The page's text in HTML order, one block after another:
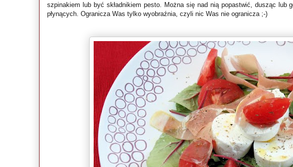
szpinakiem lub być składnikiem pesto. Można się nad nią popastwić, dusząc
płynących. Ogranicza Was tylko wyobraźnia, czyli nic Was nie ogranicza ;-)